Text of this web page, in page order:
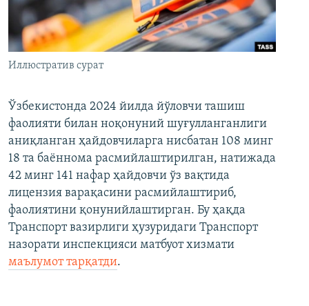
Иллюстратив сурат
Ўзбекистонда 2024 йилда йўловчи ташиш
фаолияти билан ноқонуний шуғулланганлиги
аниқланган ҳайдовчиларга нисбатан 108 минг
18 та баённома расмийлаштирилган, натижада
42 минг 141 нафар ҳайдовчи ўз вақтида
лицензия варақасини расмийлаштириб,
фаолиятини қонунийлаштирган. Бу ҳақда
Транспорт вазирлиги ҳузуридаги Транспорт
назорати инспекцияси матбуот хизмати
маълумот тарқатди.